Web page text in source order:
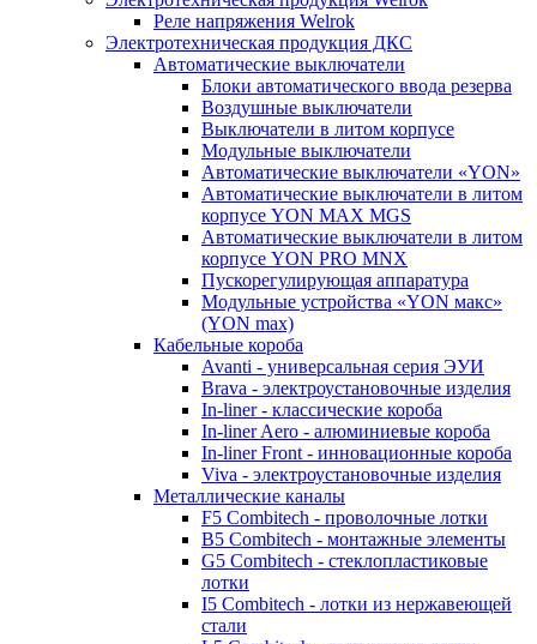
Реле напряжения Welrok
Электротехническая продукция ДКС
Автоматические выключатели
Блоки автоматического ввода резерва
Воздушные выключатели
Выключатели в литом корпусе
Модульные выключатели
Автоматические выключатели «YON»
Автоматические выключатели в литом
корпусе YON MAX MGS
Автоматические выключатели в литом
корпусе YON PRO MNX
Пускорегулирующая аппаратура
Модульные устройства «YON макс»
(YON max)
Кабельные короба
Avanti - универсальная серия ЭУИ
Brava - электроустановочные изделия
In-liner - классические короба
In-liner Aero - алюминиевые короба
In-liner Front - инновационные короба
Viva - электроустановочные изделия
Металлические каналы
F5 Combitech - проволочные лотки
B5 Combitech - монтажные элементы
G5 Combitech - стеклопластиковые
лотки
I5 Combitech - лотки из нержавеющей
стали